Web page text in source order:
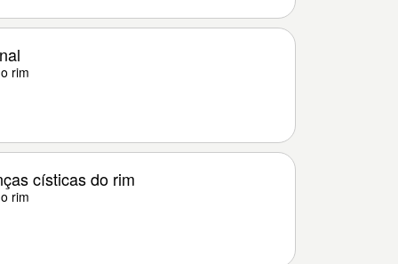
rim
císticas do rim
rim